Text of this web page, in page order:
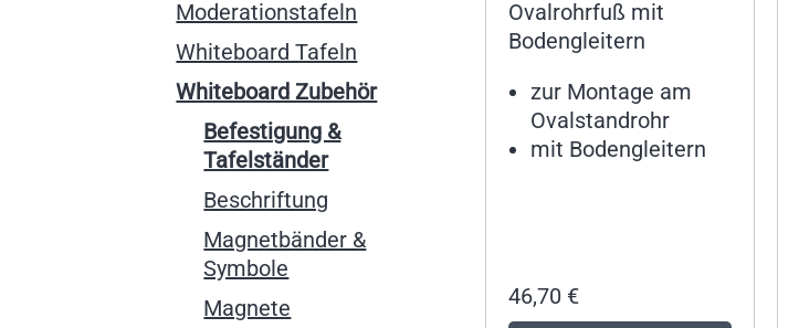
Moderationstafeln
Whiteboard Tafeln
Whiteboard Zubehör
Befestigung &
Tafelständer
Beschriftung
Magnetbänder &
Symbole
Magnete
Ovalrohrfuß mit
Bodengleitern
zur Montage am
Ovalstandrohr
mit Bodengleitern
46,70 €